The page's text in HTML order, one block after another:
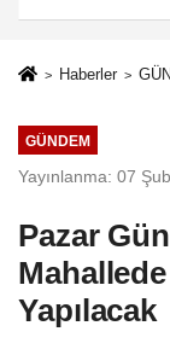
Doğaya
Haberler
GÜNDEM
Yayınlanma: 07
Pazar
Yapılacak